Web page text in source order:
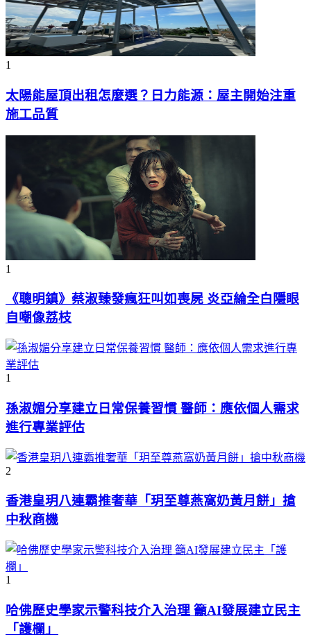
1
太陽能屋頂出租怎麼選？日力能源：屋主開始注重
施工品質
1
《聰明鎮》蔡淑臻發瘋狂叫如喪屍 炎亞綸全白隱眼
自嘲像荔枝
1
孫淑媚分享建立日常保養習慣 醫師：應依個人需求
進行專業評估
2
香港皇玥八連霸推奢華「玥至尊燕窩奶黃月餅」搶
中秋商機
1
哈佛歷史學家示警科技介入治理 籲AI發展建立民主
「護欄」